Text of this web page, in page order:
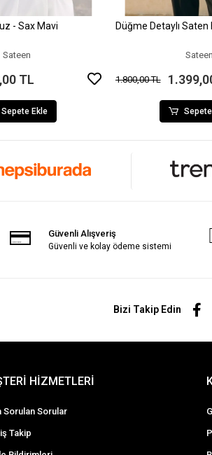
Sepete Ekle
- Sax Mavi
Sateen
TL
Sepete Ekle
Düğme Detaylı Saten
Sateen
1.800,00 TL
Güvenli Alışveriş
Güvenli ve kolay ödeme sistemi
Bizi Takip Edin
HİZMETLERİ
Sorulan Sorular
Takip